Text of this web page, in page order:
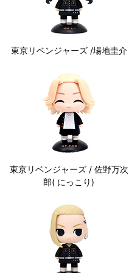
東京リベンジャーズ /場地圭介
東京リベンジャーズ / 佐野万次
郎( にっこり)